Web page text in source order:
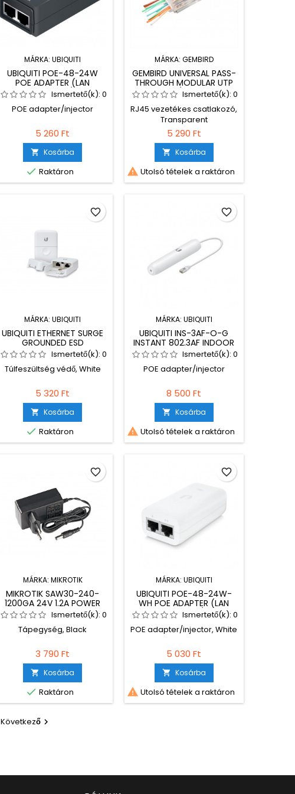
MÁRKA:UBIQUITI
UBIQUITI POE-48-24W
POE ADAPTER (LAN
PORTTAL, 48V/0,5A)
Ismertető(k): 0
POE adapter/injector
5 260 Ft
 Kosárba
 Raktáron
MÁRKA: GEMBIRD
GEMBIRD UNIVERSAL PASS-
THROUGH MODULAR UTP
PLUG RJ45/8P8C 10 PCS
PER BAG
Ismertető(k):0
RJ45 vezetékes csatlakozó,
Transparent
5 290 Ft
 Kosárba
 Utolsó tételek a raktáron
MÁRKA:UBIQUITI
UBIQUITI ETHERNET SURGE
GROUNDED ESD
PROTECTION
Ismertető(k): 0
Túlfeszültség védő, White
5 320 Ft
 Kosárba
 Raktáron
favorite_border
MÁRKA: UBIQUITI
UBIQUITI INS-3AF-O-G
INSTANT 802.3AF INDOOR
AND OUTDOOR POE
CONVERTERS WHITE
Ismertető(k):0
POE adapter/injector
8 500 Ft
 Kosárba
 Utolsó tételek a raktáron
favorite_border
MÁRKA: MIKROTIK
MIKROTIK SAW30-240-
1200GA 24V 1.2A POWER
SUPPLY WITH STRAIGHT
PLUG
Ismertető(k): 0
Tápegység, Black
3 790 Ft
 Kosárba
 Raktáron
favorite_border
MÁRKA: UBIQUITI
UBIQUITI POE-48-24W-
WH POE ADAPTER (LAN
PORTTAL, 48V/0,5A)
Ismertető(k):0
POE adapter/injector, White
5 030 Ft
 Kosárba
 Utolsó tételek a raktáron
favorite_border
Következő 